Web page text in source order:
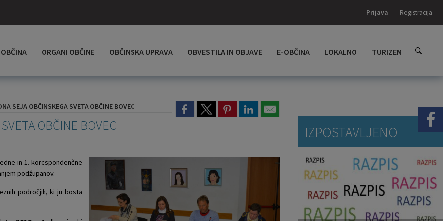
Prijava Registracija
OBČINA ORGANI OBČINE OBČINSKA UPRAVA OBVESTILA IN OBJAVE E-OBČINA LOKALNO TURIZEM
SEJA OBČINSKEGA SVETA OBČINE BOVEC
OBČINE BOVEC
in 1. korespondenčne
podžupanov.
področjih, ki ju bosta
IZPOSTAVLJENO